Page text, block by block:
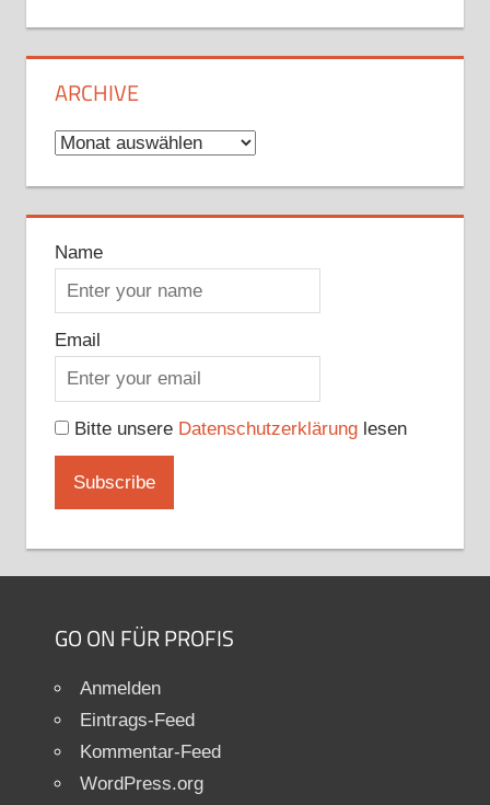
ARCHIVE
Archive
Name
Email
Bitte unsere Datenschutzerklärunglesen
GO ON FÜR PROFIS
Anmelden
Eintrags-Feed
Kommentar-Feed
WordPress.org